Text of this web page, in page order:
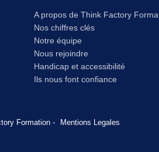
A propos de Think Factory
Nos chiffres clés
Notre équipe
Nous rejoindre
Handicap et accessibilité
Ils nous font confiance
Formation - Mentions Legales